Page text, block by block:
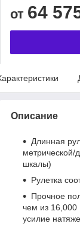
от 64
Описание
Длинная
шкалы)
Рулетка
Прочное
чем из 16,000
усилие